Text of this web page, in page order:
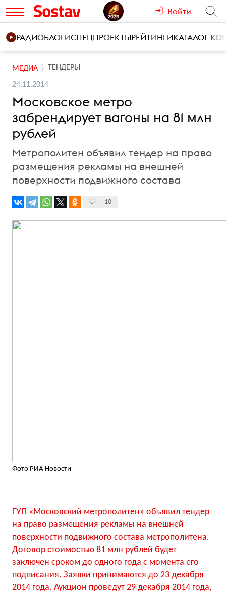
Войти
РАДИОБЛОГИСПЕЦПРОЕКТЫРЕЙТИНГИКАТАЛОГ
МЕДИА ТЕНДЕРЫ
24.11.2014
Московское метро
забрендирует вагоны на 81 млн
рублей
Метрополитен объявил тендер на право
размещения рекламы на внешней
поверхности подвижного состава
10
Фото РИА Новости
ГУП «Московский метрополитен» объявил тендер
на право размещения рекламы на внешней
поверхности подвижного состава метрополитена.
Договор стоимостью 81 млн рублей будет
заключен сроком до одного года с момента его
подписания. Заявки принимаются до 23 декабря
2014 года. Аукцион проведут 29 декабря 2014 года,